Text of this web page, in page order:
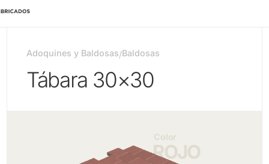
Color
ROJO
Adoquines y Baldosas/Baldosas
Tábara 30×30